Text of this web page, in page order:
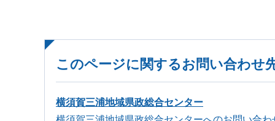
このページに関するお問い合わせ
横須賀三浦地域県政総合センター